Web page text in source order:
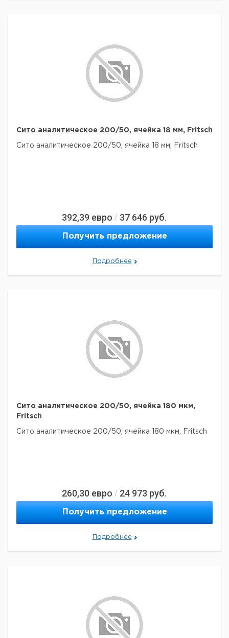
Сито аналитическое 200/50, ячейка 18 мм, Fritsch
Сито аналитическое 200/50, ячейка 18 мм, Fritsch
392,39 евро / 37 646 руб.
Получить предложение
Подробнее
Сито аналитическое 200/50, ячейка 180 мкм,
Fritsch
Сито аналитическое 200/50, ячейка 180 мкм, Fritsch
260,30 евро / 24 973 руб.
Получить предложение
Подробнее